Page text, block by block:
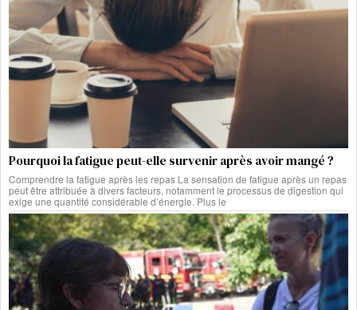
Pourquoi la fatigue peut-elle survenir après avoir mangé ?
Comprendre la fatigue après les repas La sensation de fatigue après un repas
peut être attribuée à divers facteurs, notamment le processus de digestion qui
exige une quantité considérable d’énergie. Plus le